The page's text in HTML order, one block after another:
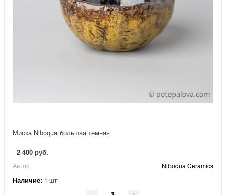
Миска Niboqua большая темная
2 400 руб.
Автор Niboqua Ceramics
Наличие: 1 шт